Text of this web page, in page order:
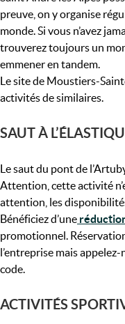
preuve, on y organise
monde. Si vous n’avez
trouverez toujours un
emmener en tandem.
Le site de Moustiers-
activités de similaires.
SAUT À
Le saut du pont de
Attention, cette activité
attention, les
Bénéficiez d’une
promotionnel.
l’entreprise mais
code.
ACTIVITÉS